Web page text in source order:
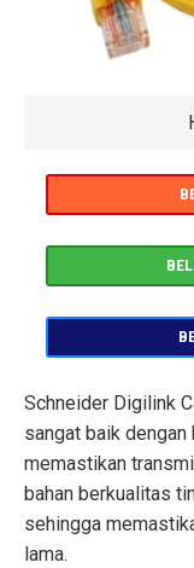
Schneider Digilink
sangat baik
memastikan
bahan berkualitas
sehingga
lama.